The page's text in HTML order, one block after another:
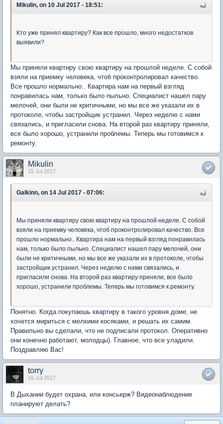
Mikulin, on 10 Jul 2017 - 18:51:
Кто уже принял квартиру? Как все прошло, много недостатков
выявили?
Мы приняли квартиру свою квартиру на прошлой неделе. С собой
взяли на приемку человека, чтоб проконтролировал качество.
Все прошло нормально.. Квартира нам на первый взгляд
понравилась нам, только было пыльно. Специалист нашел пару
мелочей, они были не критичными, но мы все же указали их в
протоколе, чтобы застройщик устранил. Через неделю с нами
связались, и пригласили снова. На второй раз квартиру приняли,
все было хорошо, устранили проблемы. Теперь мы готовимся к
ремонту.
Mikulin
15 Jul 2017
Galkinn, on 14 Jul 2017 - 07:06:
Мы приняли квартиру свою квартиру на прошлой неделе. С собой
взяли на приемку человека, чтоб проконтролировал качество. Все
прошло нормально.. Квартира нам на первый взгляд понравилась
нам, только было пыльно. Специалист нашел пару мелочей, они
были не критичными, но мы все же указали их в протоколе, чтобы
застройщик устранил. Через неделю с нами связались, и
пригласили снова. На второй раз квартиру приняли, все было
хорошо, устранили проблемы. Теперь мы готовимся к ремонту.
Понятно. Когда покупаешь квартиру в такого уровня доме, не
хочется мириться с мелкими косяками, и решать их самим.
Правильно вы сделали, что не подписали протокол. Оперативно
они конечно работают, молодцы). Главное, что все уладили.
Поздравляю Вас!
torry
16 Jul 2017
В Дыхании будет охрана, или консьерж? Видеонаблюдение
планируют делать?